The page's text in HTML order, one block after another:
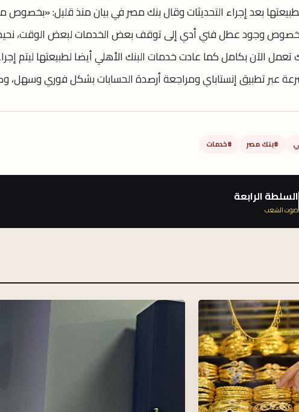
بعد إجراء التحديثات وقال بنك مصر في بيان منذ قليل:
وجود عطل فني أدي إلى توقف بعض الخدمات لبعض الوقت، نحيط
تعمل الآن بكامل كما عادت خدمات البنك الأهلي أيضا لطبيعتها ليتم
عبر تطبيق إنستاباي ومراجعة أرصدة الحسابات بشكل فوري وسهل،
#بنك مصر #خدمات
السلطة الرابعة
صوت الشعب